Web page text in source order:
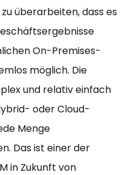
überarbeiten, dass es
On-Premises-
möglich. Die
und relativ einfach
oder Cloud-
Menge
Das ist einer der
in Zukunft von